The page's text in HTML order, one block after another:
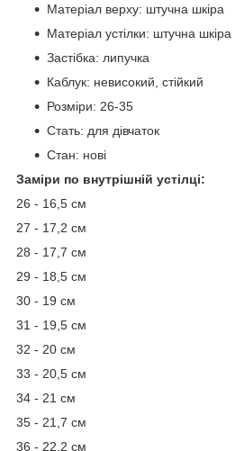
Матеріал верху: штучна шкіра
Матеріал устілки: штучна шкіра
Застібка: липучка
Каблук: невисокий, стійкий
Розміри: 26-35
Стать: для дівчаток
Стан: нові
Заміри по внутрішній устілці:
26 - 16,5 см
27 - 17,2 см
28 - 17,7 см
29 - 18,5 см
30 - 19 см
31 - 19,5 см
32 - 20 см
33 - 20,5 см
34 - 21 см
35 - 21,7 см
36 - 22,2 см